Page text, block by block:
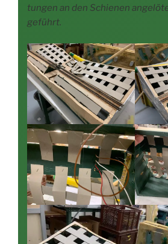
tun­gen an den Schie­nen
geführt.